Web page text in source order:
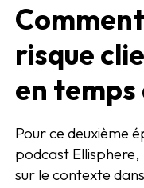
risque
en temps
Pour ce deuxième
podcast Ellisphere,
sur le contexte